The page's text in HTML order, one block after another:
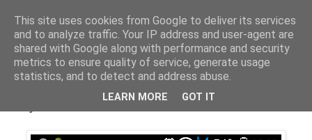
La jornada electoral
This site uses cookies from Google to deliver its services
and to analyze traffic. Your IP address and user-agent are
shared with Google along with performance and security
metrics to ensure quality of service, generate usage
statistics, and to detect and address abuse.
LEARN MORE GOT IT